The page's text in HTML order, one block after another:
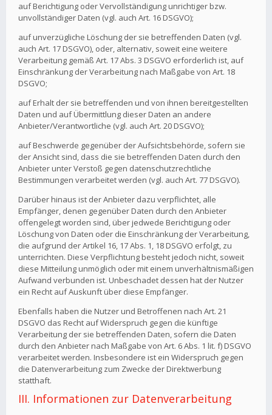
auf Berichtigung oder Vervollständigung unrichtiger bzw.
unvollständiger Daten (vgl. auch Art. 16 DSGVO);
auf unverzügliche Löschung der sie betreffenden Daten (vgl.
auch Art. 17 DSGVO), oder, alternativ, soweit eine weitere
Verarbeitung gemäß Art. 17 Abs. 3 DSGVO erforderlich ist, auf
Einschränkung der Verarbeitung nach Maßgabe von Art. 18
DSGVO;
auf Erhalt der sie betreffenden und von ihnen bereitgestellten
Daten und auf Übermittlung dieser Daten an andere
Anbieter/Verantwortliche (vgl. auch Art. 20 DSGVO);
auf Beschwerde gegenüber der Aufsichtsbehörde, sofern sie
der Ansicht sind, dass die sie betreffenden Daten durch den
Anbieter unter Verstoß gegen datenschutzrechtliche
Bestimmungen verarbeitet werden (vgl. auch Art. 77 DSGVO).
Darüber hinaus ist der Anbieter dazu verpflichtet, alle
Empfänger, denen gegenüber Daten durch den Anbieter
offengelegt worden sind, über jedwede Berichtigung oder
Löschung von Daten oder die Einschränkung der Verarbeitung,
die aufgrund der Artikel 16, 17 Abs. 1, 18 DSGVO erfolgt, zu
unterrichten. Diese Verpflichtung besteht jedoch nicht, soweit
diese Mitteilung unmöglich oder mit einem unverhältnismäßigen
Aufwand verbunden ist. Unbeschadet dessen hat der Nutzer
ein Recht auf Auskunft über diese Empfänger.
Ebenfalls haben die Nutzer und Betroffenen nach Art. 21
DSGVO das Recht auf Widerspruch gegen die künftige
Verarbeitung der sie betreffenden Daten, sofern die Daten
durch den Anbieter nach Maßgabe von Art. 6 Abs. 1 lit. f) DSGVO
verarbeitet werden. Insbesondere ist ein Widerspruch gegen
die Datenverarbeitung zum Zwecke der Direktwerbung
statthaft.
III. Informationen zur Datenverarbeitung